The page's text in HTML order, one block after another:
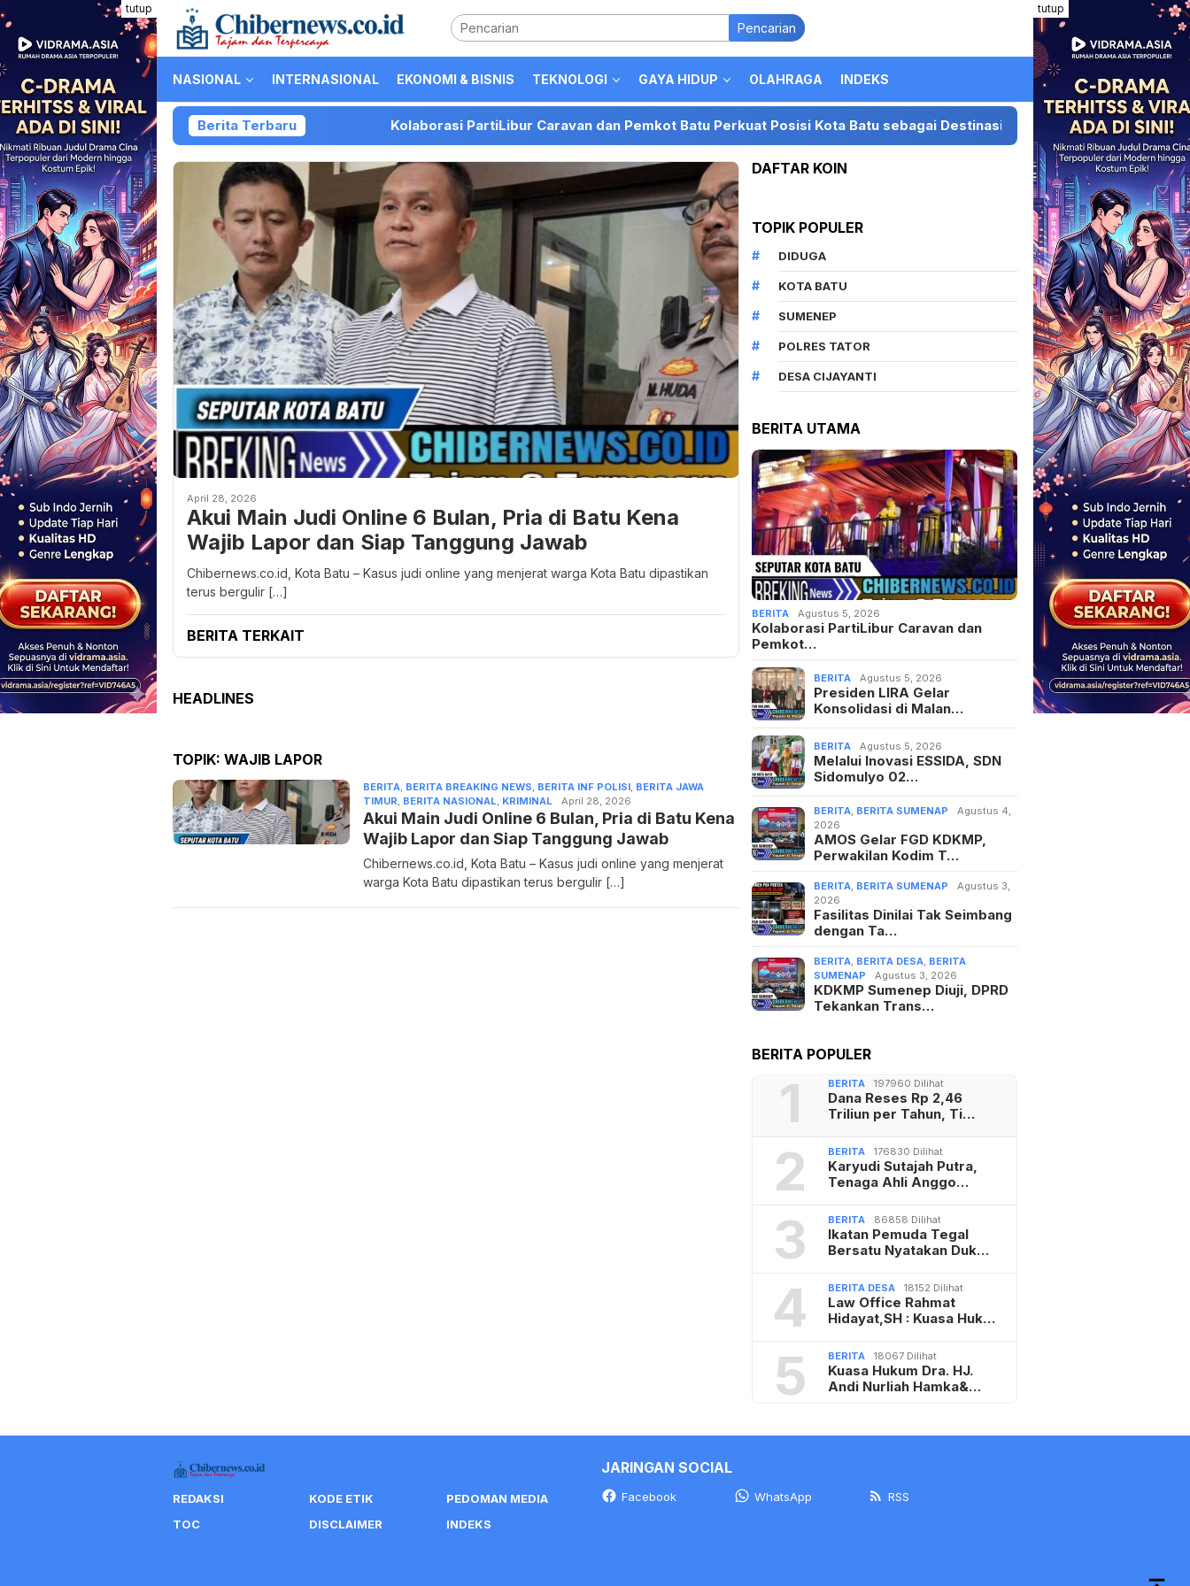
Loncat
ke
konten
tutup tutup
Pencarian
NASIONAL INTERNASIONAL EKONOMI & BISNIS TEKNOLOGI GAYA HIDUP OLAHRAGA INDEKS
Berita Terbaru Kolaborasi PartiLibur Caravan dan Pemkot Batu Perkuat Posisi Kota Batu sebagai Destinasi Festival Musik Nasional
April 28, 2026
Akui Main Judi Online 6 Bulan, Pria di Batu Kena
Wajib Lapor dan Siap Tanggung Jawab
Chibernews.co.id, Kota Batu – Kasus judi online yang menjerat warga Kota Batu dipastikan
terus bergulir […]
BERITA TERKAIT
HEADLINES
TOPIK: WAJIB LAPOR
BERITA, BERITA BREAKING NEWS, BERITA INF POLISI, BERITA JAWA
TIMUR, BERITA NASIONAL, KRIMINAL Admin
April 28, 2026
Akui Main Judi Online 6 Bulan, Pria di Batu Kena
Wajib Lapor dan Siap Tanggung Jawab
Chibernews.co.id, Kota Batu – Kasus judi online yang menjerat
warga Kota Batu dipastikan terus bergulir […]
DAFTAR KOIN
TOPIK POPULER
DIDUGA
KOTA BATU
SUMENEP
POLRES TATOR
DESA CIJAYANTI
BERITA UTAMA
BERITA Agustus 5, 2026
Kolaborasi PartiLibur Caravan dan
Pemkot…
BERITA Agustus 5, 2026
Presiden LIRA Gelar
Konsolidasi di Malan…
BERITA Agustus 5, 2026
Melalui Inovasi ESSIDA, SDN
Sidomulyo 02…
BERITA BERITA SUMENAP
Agustus 4,
2026
AMOS Gelar FGD KDKMP,
Perwakilan Kodim T…
BERITA BERITA SUMENAP
Agustus 3,
2026
Fasilitas Dinilai Tak Seimbang
dengan Ta…
BERITA BERITA DESA BERITA
SUMENAP
Agustus 3, 2026
KDKMP Sumenep Diuji, DPRD
Tekankan Trans…
BERITA POPULER
1 BERITA 197960 Dilihat
Dana Reses Rp 2,46
Triliun per Tahun, Ti…
2 BERITA 176830 Dilihat
Karyudi Sutajah Putra,
Tenaga Ahli Anggo…
3 BERITA 86858 Dilihat
Ikatan Pemuda Tegal
Bersatu Nyatakan Duk…
4 BERITA DESA 18152 Dilihat
Law Office Rahmat
Hidayat,SH : Kuasa Huk…
5 BERITA 18067 Dilihat
Kuasa Hukum Dra. HJ.
Andi Nurliah Hamka&…
REDAKSI KODE ETIK
PEDOMAN MEDIA
TOC
DISCLAIMER INDEKS
JARINGAN SOCIAL
Facebook WhatsApp RSS